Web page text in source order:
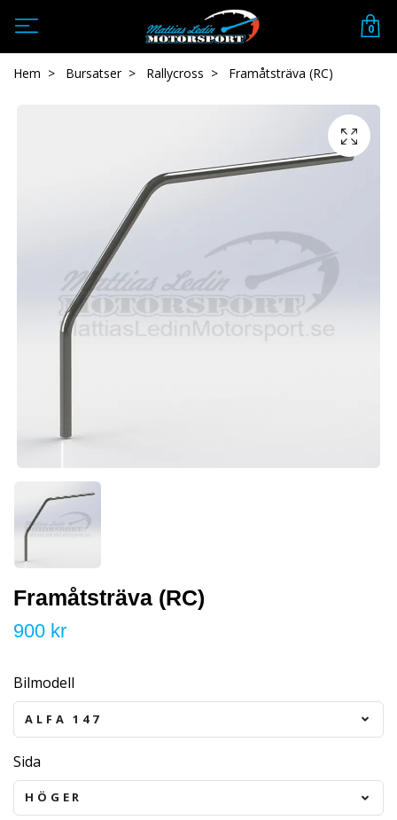
0
Hem Bursatser Rallycross Framåtsträva (RC)
Framåtsträva (RC)
900 kr
Bilmodell
ALFA 147
Sida
HÖGER